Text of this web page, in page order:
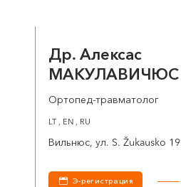
Др. Алексас
МАКУЛАВИЧЮС
Ортопед-травматолог
LT , EN , RU
Вильнюс, ул. S. Žukausko 19
Э-регистрация